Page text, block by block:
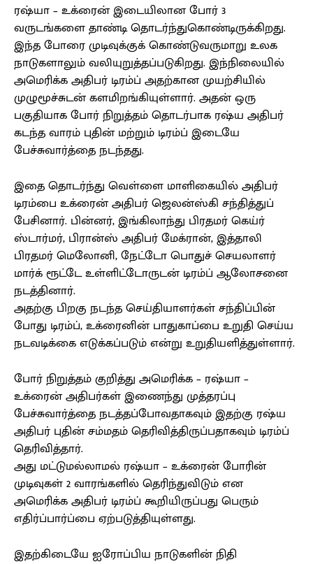
ரஷ்யா – உக்ரைன் இடையிலான போர் 3
வருடங்களை தாண்டி தொடர்ந்துகொண்டிருக்கிறது.
இந்த போரை முடிவுக்குக் கொண்டுவருமாறு உலக
நாடுகளாலும் வலியுறுத்தப்படுகிறது. இந்நிலையில்
அமெரிக்க அதிபர் டிரம்ப் அதற்கான முயற்சியில்
முழுமூச்சுடன் களமிறங்கியுள்ளார். அதன் ஒரு
பகுதியாக போர் நிறுத்தம் தொடர்பாக ரஷ்ய அதிபர்
கடந்த வாரம் புதின் மற்றும் டிரம்ப் இடையே
பேச்சுவார்த்தை நடந்தது.
இதை தொடர்ந்து வெள்ளை மாளிகையில் அதிபர்
டிரம்பை உக்ரைன் அதிபர் ஜெலன்ஸ்கி சந்தித்துப்
பேசினார். பின்னர், இங்கிலாந்து பிரதமர் கெய்ர்
ஸ்டார்மர், பிரான்ஸ் அதிபர் மேக்ரான், இத்தாலி
பிரதமர் மெலோனி, நேட்டோ பொதுச் செயலாளர்
மார்க் ரூட்டே உள்ளிட்டோருடன் டிரம்ப் ஆலோசனை
நடத்தினார்.
அதற்கு பிறகு நடந்த செய்தியாளர்கள் சந்திப்பின்
போது டிரம்ப், உக்ரைனின் பாதுகாப்பை உறுதி செய்ய
நடவடிக்கை எடுக்கப்படும் என்று உறுதியளித்துள்ளார்.
போர் நிறுத்தம் குறித்து அமெரிக்க – ரஷ்யா –
உக்ரைன் அதிபர்கள் இணைந்து முத்தரப்பு
பேச்சுவார்த்தை நடத்தப்போவதாகவும் இதற்கு ரஷ்ய
அதிபர் புதின் சம்மதம் தெரிவித்திருப்பதாகவும் டிரம்ப்
தெரிவித்தார்.
அது மட்டுமல்லாமல் ரஷ்யா – உக்ரைன் போரின்
முடிவுகள் 2 வாரங்களில் தெரிந்துவிடும் என
அமெரிக்க அதிபர் டிரம்ப் கூறியிருப்பது பெரும்
எதிர்ப்பார்ப்பை ஏற்படுத்தியுள்ளது.
இதற்கிடையே ஐரோப்பிய நாடுகளின் நிதி